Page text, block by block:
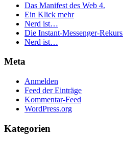
Das Manifest des Web 4.
Ein Klick mehr
Nerd ist…
Die Instant-Messenger-
Nerd ist…
Meta
Anmelden
Feed der Einträge
Kommentar-Feed
WordPress.org
Kategorien